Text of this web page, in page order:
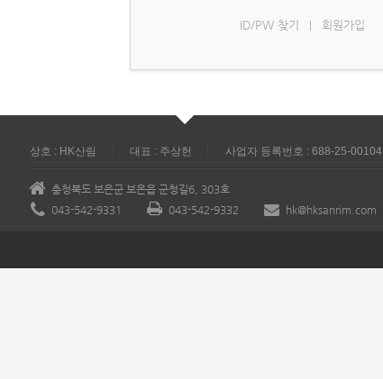
ID/PW 찾기 회원가입
상호 : HK산림 대표 : 주상헌 사업자 등록번호 : 688-25-00104
충청북도 보은군 보은읍 군청길6, 303호
043-542-9331
043-542-9332 hk@hksanrim.com